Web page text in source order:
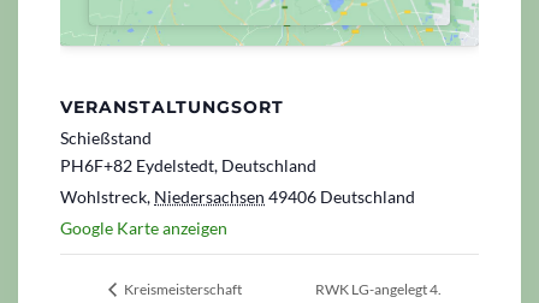
VERANSTALTUNGSORT
Schießstand
PH6F+82 Eydelstedt, Deutschland
Wohlstreck, Niedersachsen 49406 Deutschland
Google Karte anzeigen
Kreismeisterschaft
RWK LG-angelegt 4.